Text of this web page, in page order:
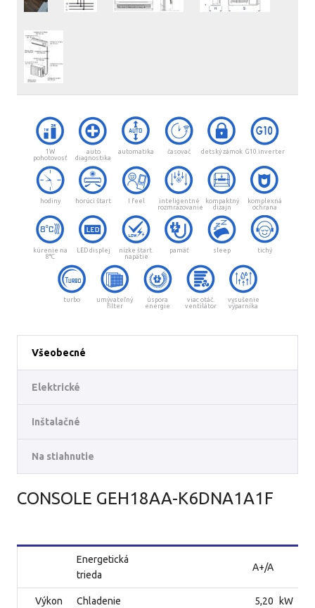
1W
pohotovosť
auto
diagnostika
automatika časovač detský zámok G10 inverter
hodiny horúci štart I feel
inteligentné
rozmrazovanie
kompaktný
dizajn
komplexná
ochrana
kúrenie na
8°C
LED displej
nízke štart.
napätie
pamäť sleep tichý
turbo
umývateľný
filter
úspora
energie
viac otáč.
ventilátor
vysušenie
výparníka
Všeobecné
Elektrické
Inštalačné
Na stiahnutie
CONSOLE GEH18AA-K6DNA1A1F
Energetická
trieda
A+/A
Výkon Chladenie 5,20 kW